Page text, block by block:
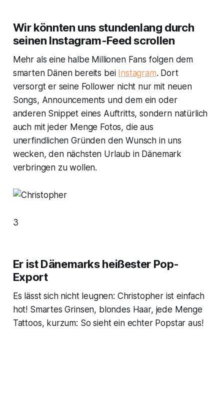
Wir könnten uns stundenlang durch
seinen Instagram-Feed scrollen
Mehr als eine halbe Millionen Fans folgen dem
smarten Dänen bereits bei Instagram. Dort
versorgt er seine Follower nicht nur mit neuen
Songs, Announcements und dem ein oder
anderen Snippet eines Auftritts, sondern natürlich
auch mit jeder Menge Fotos, die aus
unerfindlichen Gründen den Wunsch in uns
wecken, den nächsten Urlaub in Dänemark
verbringen zu wollen.
3
Er ist Dänemarks heißester Pop-
Export
Es lässt sich nicht leugnen: Christopher ist einfach
hot! Smartes Grinsen, blondes Haar, jede Menge
Tattoos, kurzum: So sieht ein echter Popstar aus!